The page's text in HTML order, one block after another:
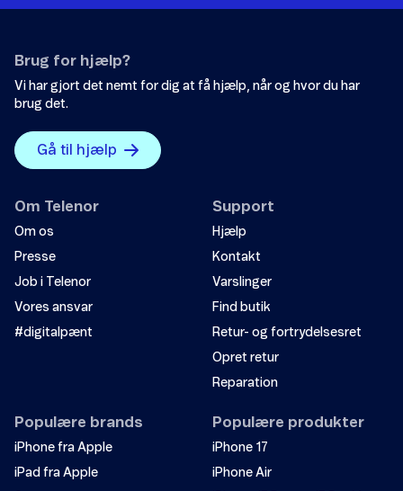
Brug for hjælp?
Vi har gjort det nemt for dig at få hjælp, når og hvor du har
brug det.
Gå til hjælp
Om Telenor
Om os
Presse
Job i Telenor
Vores ansvar
#digitalpænt
Support
Hjælp
Kontakt
Varslinger
Find butik
Retur- og fortrydelsesret
Opret retur
Reparation
Populære brands
iPhone fra Apple
iPad fra Apple
Populære produkter
iPhone 17
iPhone Air